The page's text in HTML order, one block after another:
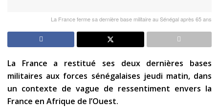
La France ferme sa dernière base militaire au Sénégal après 65 ans
La France a restitué ses deux dernières bases
militaires aux forces sénégalaises jeudi matin, dans
un contexte de vague de ressentiment envers la
France en Afrique de l’Ouest.